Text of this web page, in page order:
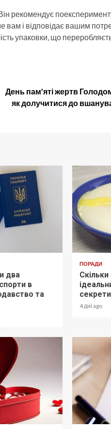
рекомендує
вам і відповідає вашим
упаковки, що
День пам’яті жертв
як долучитися до
два
в
та
ПОРАДИ
4 дні ago